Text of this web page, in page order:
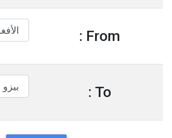
From :
To :